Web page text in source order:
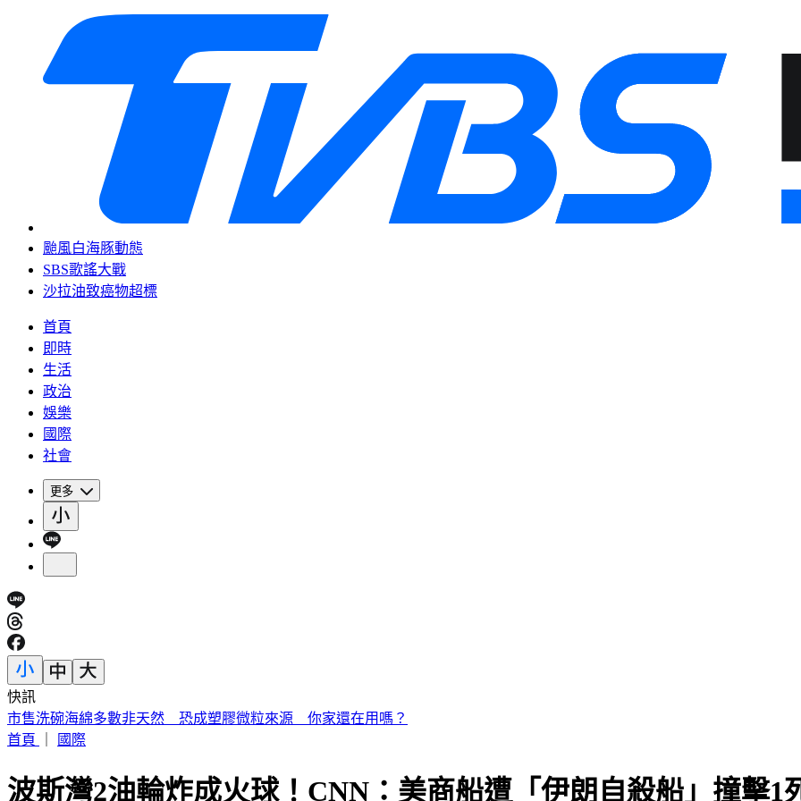
颱風白海豚動態
SBS歌謠大戰
沙拉油致癌物超標
首頁
即時
生活
政治
娛樂
國際
社會
更多
快訊
《夏日活動》花蓮FUN暑假 即將成真火舞秀 加碼重現
首頁
國際
波斯灣2油輪炸成火球！CNN：美商船遭「伊朗自殺船」撞擊1